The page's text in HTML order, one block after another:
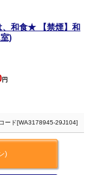
和食★ 【禁煙】和
)
円
ード[WA3178945-29J104]
)